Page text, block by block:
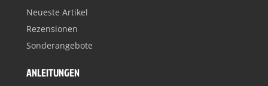
Neueste Artikel
Rezensionen
Sonderangebote
ANLEITUNGEN